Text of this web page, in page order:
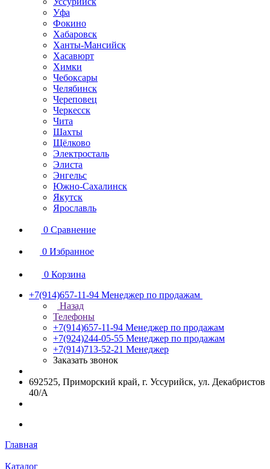
Уфа
Фокино
Хабаровск
Ханты-Мансийск
Хасавюрт
Химки
Чебоксары
Челябинск
Череповец
Черкесск
Чита
Шахты
Щёлково
Электросталь
Элиста
Энгельс
Южно-Сахалинск
Якутск
Ярославль
0 Сравнение
0 Избранное
0 Корзина
+7(914)657-11-94 Менеджер по продажам
Назад
Телефоны
+7(914)657-11-94 Менеджер по продажам
+7(924)244-05-55 Менеджер по продажам
+7(914)713-52-21 Менеджер
Заказать звонок
692525, Приморский край, г. Уссурийск, ул. Декабристов
40/А
Главная
Каталог